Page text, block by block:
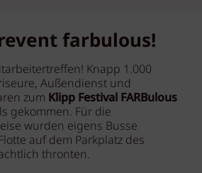
farbulous!
Knapp 1.000
Außendienst und
zum Klipp Festival FARBulous
gekommen. Für die
wurden eigens Busse
auf dem Parkplatz des
thronten.